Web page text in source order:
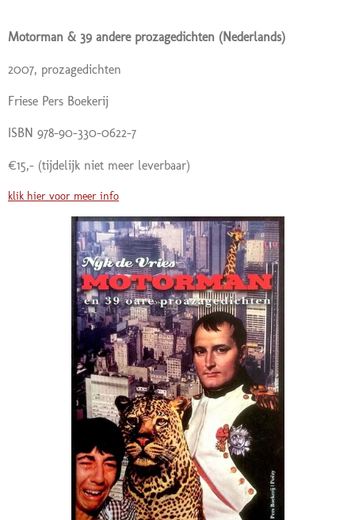
Motorman & 39 andere prozagedichten (Nederlands)
2007, prozagedichten
Friese Pers Boekerij
ISBN 978-90-330-0622-7
€15,- (tijdelijk niet meer leverbaar)
klik hier voor meer info